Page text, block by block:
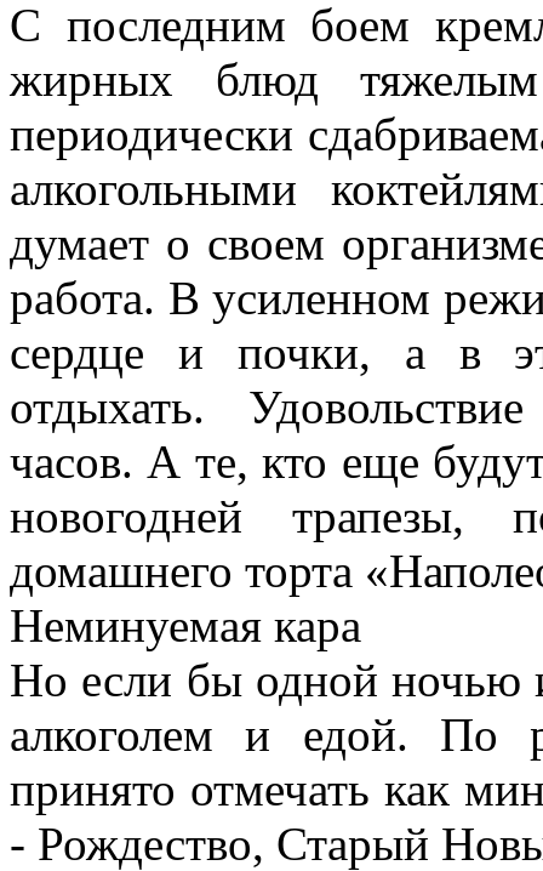
С последним боем
жирных блюд
периодически
алкогольными
думает о своем
работа. В усиленном
сердце и почки, а в
отдыхать.
часов. А те, кто еще
новогодней трапезы,
домашнего торта
Неминуемая кара
Но если бы одной ночью
алкоголем и едой. По
принято отмечать как
- Рождество, Старый